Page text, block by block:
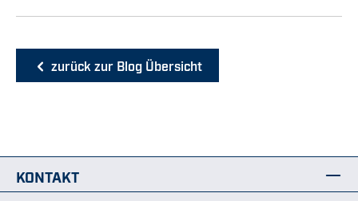
zurück zur Blog Übersicht
KONTAKT